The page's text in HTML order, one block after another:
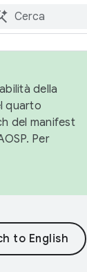
della
quarto
del manifest
Per